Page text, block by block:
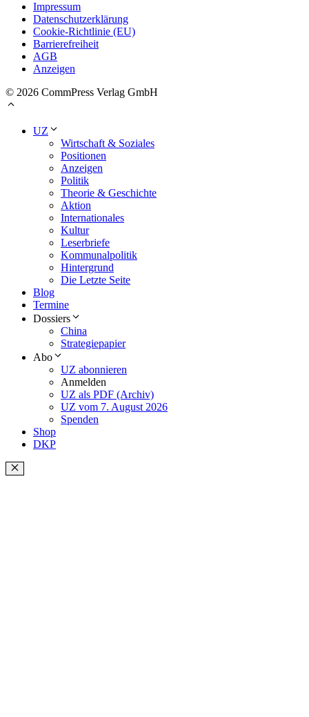
Impressum
Datenschutzerklärung
Cookie-Richtlinie (EU)
Barrierefreiheit
AGB
Anzeigen
© 2026 CommPress Verlag GmbH
UZ
Wirtschaft & Soziales
Positionen
Anzeigen
Politik
Theorie & Geschichte
Aktion
Internationales
Kultur
Leserbriefe
Kommunalpolitik
Hintergrund
Die Letzte Seite
Blog
Termine
Dossiers
China
Strategiepapier
Abo
UZ abonnieren
Anmelden
UZ als PDF (Archiv)
UZ vom 7. August 2026
Spenden
Shop
DKP
Schließen